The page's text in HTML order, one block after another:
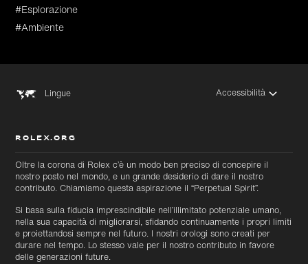
#Esplorazione
#Ambiente
Lingue Accessibilità
ROLEX.ORG
Oltre la corona di Rolex c’è un modo ben preciso di concepire il
nostro posto nel mondo, e un grande desiderio di dare il nostro
contributo. Chiamiamo questa aspirazione il “Perpetual Spirit”.
Si basa sulla fiducia imprescindibile nell’illimitato potenziale umano,
nella sua capacità di migliorarsi, sfidando continuamente i propri limiti
e proiettandosi sempre nel futuro. I nostri orologi sono creati per
durare nel tempo. Lo stesso vale per il nostro contributo in favore
delle generazioni future.